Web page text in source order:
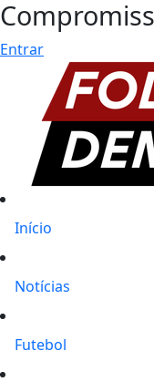
Entrar
Início
Notícias
Futebol